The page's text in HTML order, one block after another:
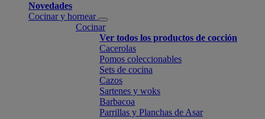
Novedades
Cocinar y hornear
Cocinar
Ver todos los productos de cocción
Cacerolas
Pomos coleccionables
Sets de cocina
Cazos
Sartenes y woks
Barbacoa
Parrillas y Planchas de Asar